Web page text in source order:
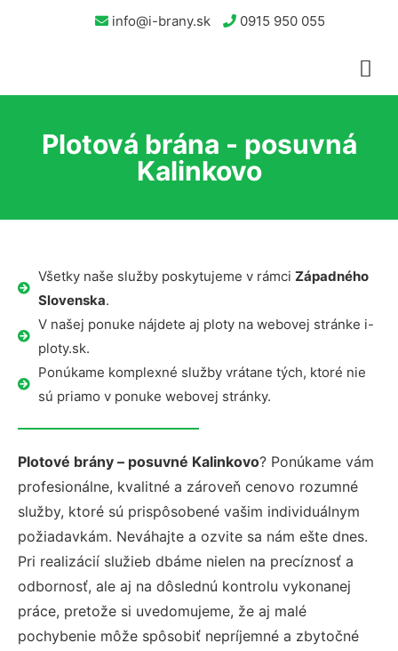
info@i-brany.sk 0915 950 055
Plotová brána - posuvná
Kalinkovo
Všetky naše služby poskytujeme v rámci Západného
Slovenska.
V našej ponuke nájdete aj ploty na webovej stránke i-
ploty.sk.
Ponúkame komplexné služby vrátane tých, ktoré nie
sú priamo v ponuke webovej stránky.
Plotové brány – posuvné Kalinkovo? Ponúkame vám
profesionálne, kvalitné a zároveň cenovo rozumné
služby, ktoré sú prispôsobené vašim individuálnym
požiadavkám. Neváhajte a ozvite sa nám ešte dnes.
Pri realizácií služieb dbáme nielen na precíznosť a
odbornosť, ale aj na dôslednú kontrolu vykonanej
práce, pretože si uvedomujeme, že aj malé
pochybenie môže spôsobiť nepríjemné a zbytočné